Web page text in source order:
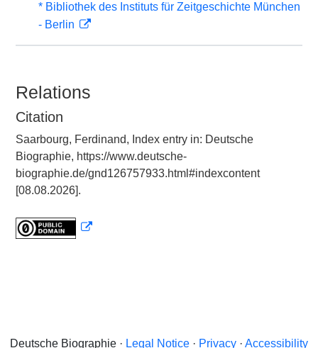
* Bibliothek des Instituts für Zeitgeschichte München
- Berlin
Relations
Citation
Saarbourg, Ferdinand, Index entry in: Deutsche
Biographie, https://www.deutsche-
biographie.de/gnd126757933.html#indexcontent
[08.08.2026].
Deutsche Biographie · Legal Notice · Privacy · Accessibility